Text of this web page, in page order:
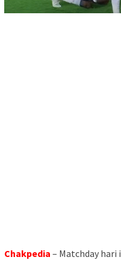
Chakpedia – Matchday hari